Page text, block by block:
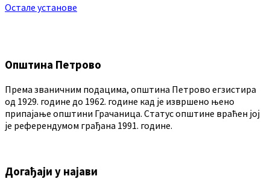
Остале установе
Општина Петрово
Према званичним подацима, општина Петрово егзистира
од 1929. године до 1962. године кад је извршено њено
припајање општини Грачаница. Статус општине враћен јој
је референдумом грађана 1991. године.
Догађаји у најави